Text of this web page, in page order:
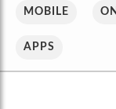
MOBILE
APPS